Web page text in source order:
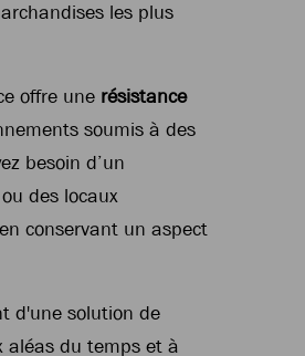
les plus
offre une résistance
soumis à des
besoin d’un
des locaux
conservant un aspect
d'une solution de
aléas du temps et à